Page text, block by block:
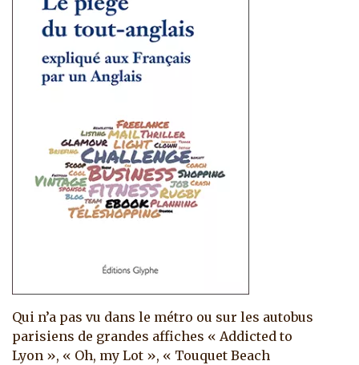
Qui n’a pas vu dans le métro ou sur les autobus
parisiens de grandes affiches « Addicted to
Lyon », « Oh, my Lot », « Touquet Beach